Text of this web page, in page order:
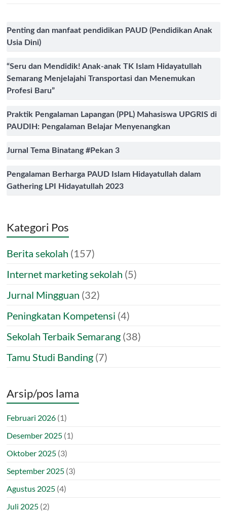
Penting dan manfaat pendidikan PAUD (Pendidikan Anak
Usia Dini)
“Seru dan Mendidik! Anak-anak TK Islam Hidayatullah
Semarang Menjelajahi Transportasi dan Menemukan
Profesi Baru”
Praktik Pengalaman Lapangan (PPL) Mahasiswa UPGRIS di
PAUDIH: Pengalaman Belajar Menyenangkan
Jurnal Tema Binatang #Pekan 3
Pengalaman Berharga PAUD Islam Hidayatullah dalam
Gathering LPI Hidayatullah 2023
Kategori Pos
Berita sekolah (157)
Internet marketing sekolah (5)
Jurnal Mingguan (32)
Peningkatan Kompetensi (4)
Sekolah Terbaik Semarang (38)
Tamu Studi Banding (7)
Arsip/pos lama
Februari 2026 (1)
Desember 2025 (1)
Oktober 2025 (3)
September 2025 (3)
Agustus 2025 (4)
Juli 2025 (2)